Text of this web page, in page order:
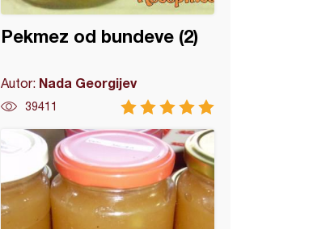
Pekmez od bundeve (2)
Autor: Nada Georgijev
39411